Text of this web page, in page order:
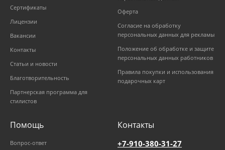
Сертификаты
Лицензии
Вакансии
Контакты
Статьи и новости
Благотворительность
Партнерская программа для
стилистов
Оферта
Согласие на обработку
персональных данных для рекламы
Положение об обработке и защите
персональных данных работников
Правила покупки и использования
подарочных карт
Помощь
Вопрос-ответ
Контакты
+7-910-380-31-27